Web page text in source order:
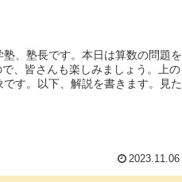
、塾長です。本日は算数の問題を
、皆さんも楽しみましょう。上の
す。以下、解説を書きます。見た
2023.11.06